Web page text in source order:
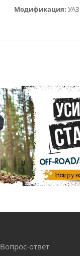
Модификация:
Вопрос-ответ